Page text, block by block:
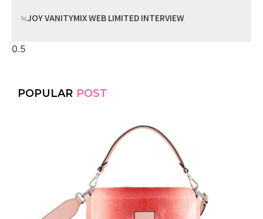
≒JOY VANITYMIX WEB LIMITED INTERVIEW
POPULAR POST